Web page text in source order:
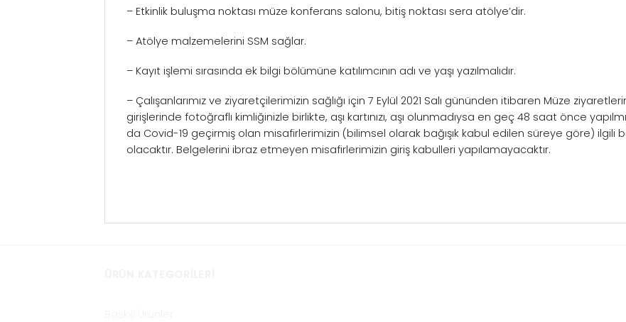
– Etkinlik buluşma noktası müze konferans salonu, bitiş noktası sera atölye’dir.
– Atölye malzemelerini SSM sağlar.
– Kayıt işlemi sırasında ek bilgi bölümüne katılımcının adı ve yaşı yazılmalıdır.
– Çalışanlarımız ve ziyaretçilerimizin sağlığı için 7 Eylül 2021 Salı gününden itibaren Müze
girişlerinde fotoğraflı kimliğinizle birlikte, aşı kartınızı, aşı olunmadıysa en geç 48 saat önce
da Covid-19 geçirmiş olan misafirlerimizin (bilimsel olarak bağışık kabul edilen süreye göre) ilgili
olacaktır. Belgelerini ibraz etmeyen misafirlerimizin giriş kabulleri yapılamayacaktır.